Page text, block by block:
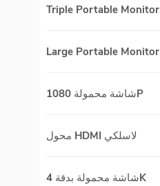
Triple Portable Monitor
Large Portable Monitor
شاشة محمولة 1080P
محول HDMI لاسلكي
شاشة محمولة بدقة 4K